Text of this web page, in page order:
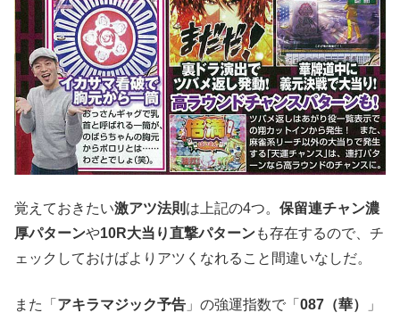
覚えておきたい激アツ法則 は上記の4つ。 保留連チャン濃
厚パターンや10R大当り直撃パターンも存在するので、チ
ェックしておけばよりアツくなれること間違いなしだ。
また「 アキラマジック予告 」の強運指数で「 087（華）
」